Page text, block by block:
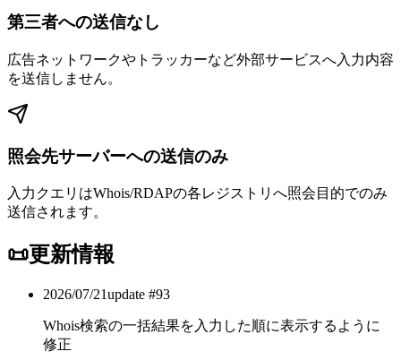
第三者への送信なし
広告ネットワークやトラッカーなど外部サービスへ入力内容
を送信しません。
照会先サーバーへの送信のみ
入力クエリはWhois/RDAPの各レジストリへ照会目的でのみ
送信されます。
📜更新情報
2026/07/21update #93
Whois検索の一括結果を入力した順に表示するように
修正